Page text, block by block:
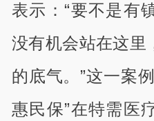
表示：“要不是有
没有机会站在这里
的底气。”这一案
惠民保”在特需医